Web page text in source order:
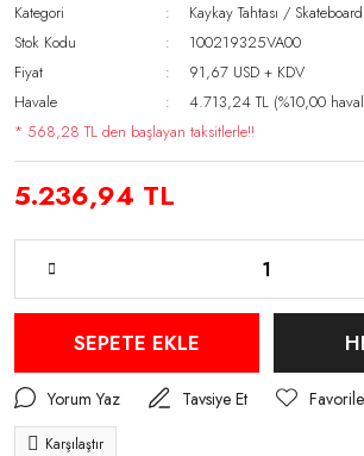
Kategori
Kaykay Tahtası /
Stok Kodu
100219325VA00
Fiyat
91,67 USD + KDV
Havale
4.713,24 TL (%10,00
* 568,28 TL den başlayan taksitlerle!!
5.236,94 TL
SEPETE EKLE
Yorum Yaz Tavsiye Et
Karşılaştır